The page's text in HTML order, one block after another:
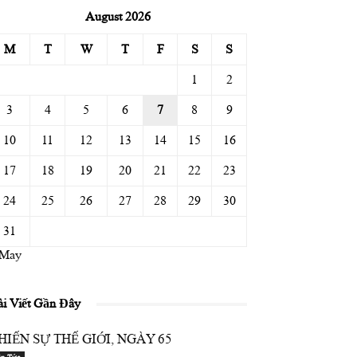
August 2026
M T W T F S S
1 2
3 4 5 6 7 8 9
10 11 12 13 14 15 16
17 18 19 20 21 22 23
24 25 26 27 28 29 30
31
Viết Gần Đây
SỰ THẾ GIỚI, NGÀY 65